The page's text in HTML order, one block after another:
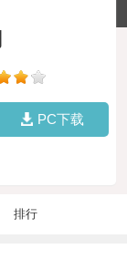
PC下载
排行